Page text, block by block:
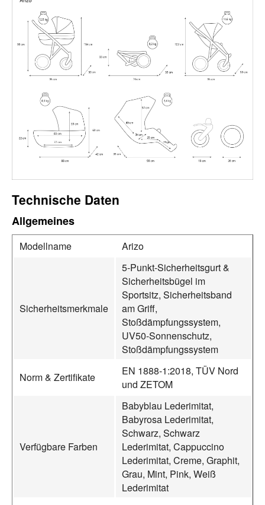
Technische Daten
Allgemeines
Modellname Arizo
Sicherheitsmerkmale
5-Punkt-Sicherheitsgurt &
Sicherheitsbügel im
Sportsitz, Sicherheitsband
am Griff,
Stoßdämpfungssystem,
UV50-Sonnenschutz,
Stoßdämpfungssystem
Norm & Zertifikate
EN 1888-1:2018, TÜV Nord
und ZETOM
Verfügbare Farben
Babyblau Lederimitat,
Babyrosa Lederimitat,
Schwarz, Schwarz
Lederimitat, Cappuccino
Lederimitat, Creme, Graphit,
Grau, Mint, Pink, Weiß
Lederimitat